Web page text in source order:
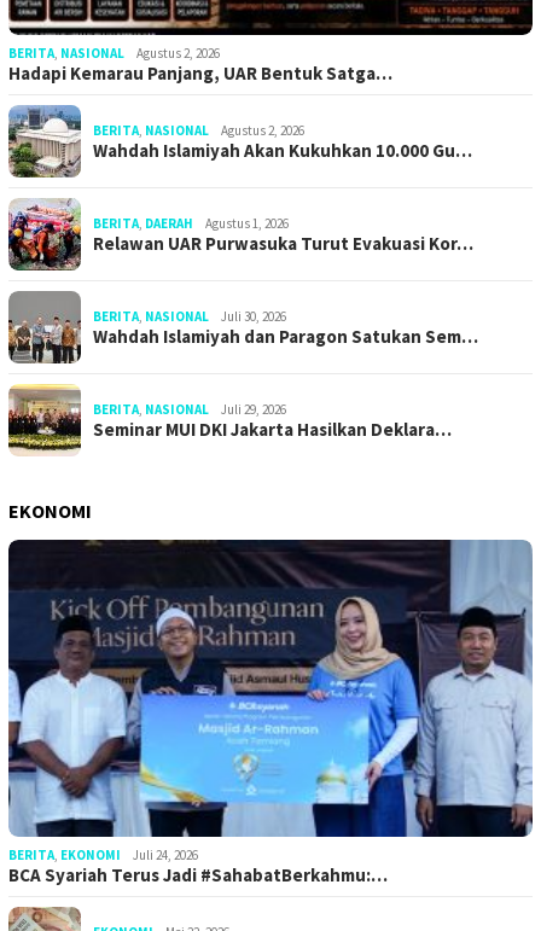
BERITA NASIONAL Agustus 2, 2026
Hadapi Kemarau Panjang, UAR Bentuk Satga…
BERITA NASIONAL Agustus 2, 2026
Wahdah Islamiyah Akan Kukuhkan 10.000 Gu…
BERITA DAERAH Agustus 1, 2026
Relawan UAR Purwasuka Turut Evakuasi Kor…
BERITA NASIONAL Juli 30, 2026
Wahdah Islamiyah dan Paragon Satukan Sem…
BERITA NASIONAL Juli 29, 2026
Seminar MUI DKI Jakarta Hasilkan Deklara…
EKONOMI
BERITA EKONOMI Juli 24, 2026
BCA Syariah Terus Jadi #SahabatBerkahmu:…